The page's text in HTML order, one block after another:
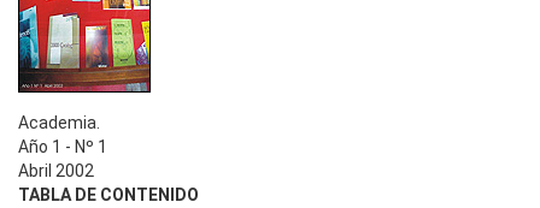
Academia.
Año 1 - Nº 1
Abril 2002
TABLA DE CONTENIDO